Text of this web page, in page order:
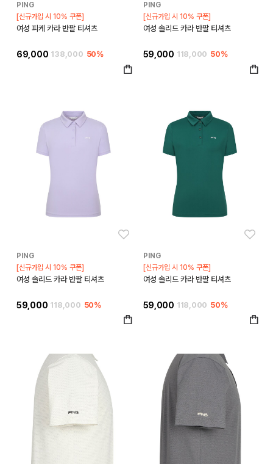
PING
[신규가입 시 10% 쿠폰]
여성 피케 카라 반팔 티셔츠
69,000 138,000 50%
PING
[신규가입 시 10% 쿠폰]
여성 솔리드 카라 반팔 티셔츠
59,000 118,000 50%
PING
[신규가입 시 10% 쿠폰]
여성 솔리드 카라 반팔 티셔츠
59,000 118,000 50%
PING
[신규가입 시 10% 쿠폰]
여성 솔리드 카라 반팔 티셔츠
59,000 118,000 50%